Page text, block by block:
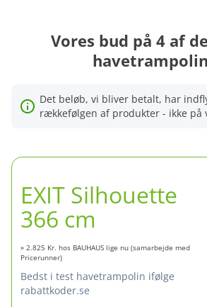
Vores bud på 4 af
Det beløb, vi bliver betalt, har
rækkefølgen af produkter - ikke på
EXIT Silhouette
366 cm
» 2.825 Kr. hos BAUHAUS lige nu (samarbejde med
Pricerunner)
bedst i test havetrampolin ifølge
rabattkoder.se